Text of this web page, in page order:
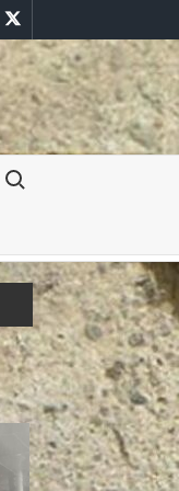
Twitter
Buscar:
durante paro
durante paro